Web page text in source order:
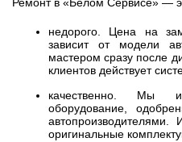
Ремонт в «Белом Сервисе» —
недорого. Цена на
зависит от модели
мастером сразу после
клиентов действует
качественно. Мы
оборудование,
автопроизводителями.
оригинальные